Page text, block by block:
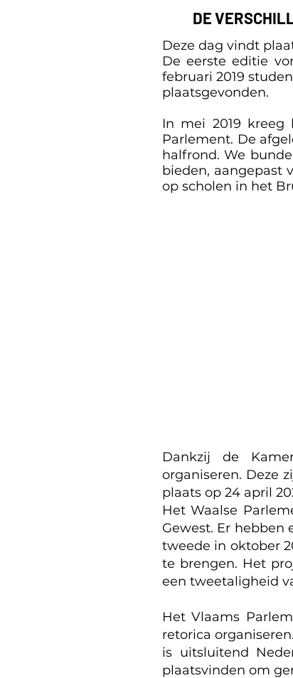
DE
Deze dag vindt
De eerste editie
februari 2019
plaatsgevonden.
In mei 2019 kreeg
Parlement. De
halfrond. We
bieden, aangepast
op scholen in het
Dankzij de
organiseren. Deze
plaats op 24 april
Het Waalse
Gewest. Er hebben
tweede in oktober
te brengen. Het
een tweetaligheid
Het Vlaams
retorica
is uitsluitend
plaatsvinden om